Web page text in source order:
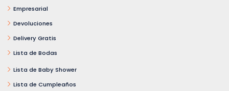
Empresarial
Devoluciones
Delivery Gratis
Lista de Bodas
Lista de Baby Shower
Lista de Cumpleaños